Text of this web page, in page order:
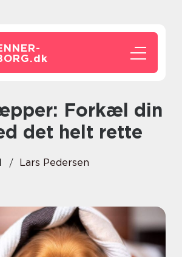
dk
det helt rette
Lars Pedersen